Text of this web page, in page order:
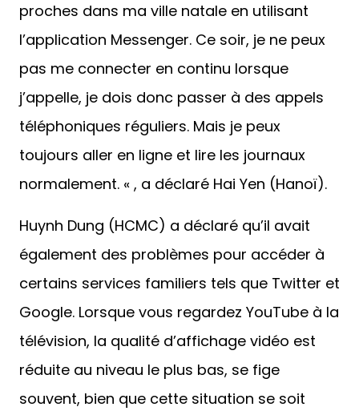
proches dans ma ville natale en utilisant
l’application Messenger. Ce soir, je ne peux
pas me connecter en continu lorsque
j’appelle, je dois donc passer à des appels
téléphoniques réguliers. Mais je peux
toujours aller en ligne et lire les journaux
normalement. « , a déclaré Hai Yen (Hanoï).
Huynh Dung (HCMC) a déclaré qu’il avait
également des problèmes pour accéder à
certains services familiers tels que Twitter et
Google. Lorsque vous regardez YouTube à la
télévision, la qualité d’affichage vidéo est
réduite au niveau le plus bas, se fige
souvent, bien que cette situation se soit